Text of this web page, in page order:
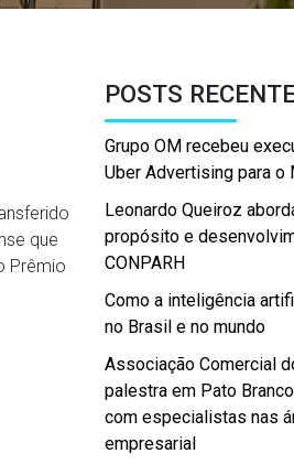
que
Prêmio
POSTS
Grupo OM recebeu
Uber Advertising para o
Leonardo Queiroz
propósito e
CONPARH
Como a inteligência
no Brasil e no mundo
Associação Comercial
palestra em Pato
com especialistas nas
empresarial